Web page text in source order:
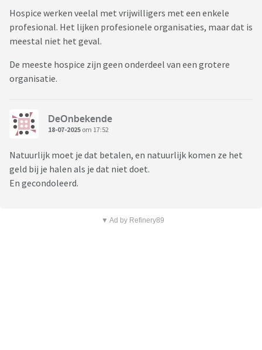
Hospice werken veelal met vrijwilligers met een enkele
profesional. Het lijken profesionele organisaties, maar dat is
meestal niet het geval.
De meeste hospice zijn geen onderdeel van een grotere
organisatie.
DeOnbekende
18-07-2025 om 17:52
Natuurlijk moet je dat betalen, en natuurlijk komen ze het
geld bij je halen als je dat niet doet.
En gecondoleerd.
▼ Ad by Refinery89